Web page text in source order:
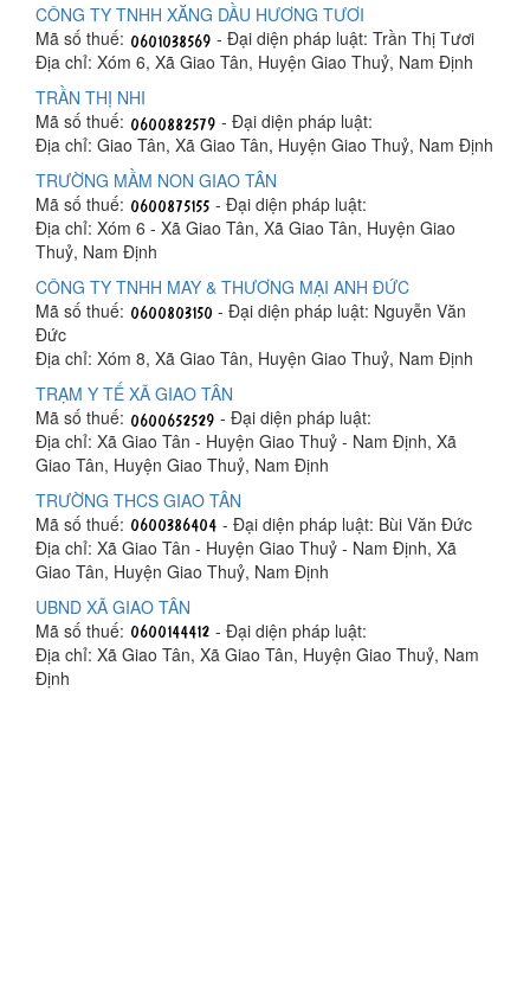
CÔNG TY TNHH XĂNG DẦU HƯƠNG TƯƠI
Mã số thuế:
- Đại diện pháp luật: Trần Thị Tươi
Địa chỉ: Xóm 6, Xã Giao Tân, Huyện Giao Thuỷ, Nam Định
TRẦN THỊ NHI
Mã số thuế:
- Đại diện pháp luật:
Địa chỉ: Giao Tân, Xã Giao Tân, Huyện Giao Thuỷ, Nam Định
TRƯỜNG MẦM NON GIAO TÂN
Mã số thuế:
- Đại diện pháp luật:
Địa chỉ: Xóm 6 - Xã Giao Tân, Xã Giao Tân, Huyện Giao
Thuỷ, Nam Định
CÔNG TY TNHH MAY & THƯƠNG MẠI ANH ĐỨC
Mã số thuế:
- Đại diện pháp luật: Nguyễn Văn
Đức
Địa chỉ: Xóm 8, Xã Giao Tân, Huyện Giao Thuỷ, Nam Định
TRẠM Y TẾ XÃ GIAO TÂN
Mã số thuế:
- Đại diện pháp luật:
Địa chỉ: Xã Giao Tân - Huyện Giao Thuỷ - Nam Định, Xã
Giao Tân, Huyện Giao Thuỷ, Nam Định
TRƯỜNG THCS GIAO TÂN
Mã số thuế:
- Đại diện pháp luật: Bùi Văn Đức
Địa chỉ: Xã Giao Tân - Huyện Giao Thuỷ - Nam Định, Xã
Giao Tân, Huyện Giao Thuỷ, Nam Định
UBND XÃ GIAO TÂN
Mã số thuế:
- Đại diện pháp luật:
Địa chỉ: Xã Giao Tân, Xã Giao Tân, Huyện Giao Thuỷ, Nam
Định